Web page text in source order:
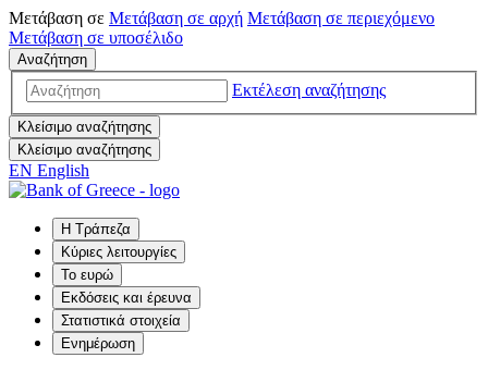
Μετάβαση σε Μετάβαση σε αρχή Μετάβαση σε περιεχόμενο
Μετάβαση σε υποσέλιδο
Αναζήτηση
Εκτέλεση αναζήτησης
Κλείσιμο αναζήτησης
Κλείσιμο αναζήτησης
EN English
Η Τράπεζα
Κύριες λειτουργίες
Το ευρώ
Εκδόσεις και έρευνα
Στατιστικά στοιχεία
Ενημέρωση